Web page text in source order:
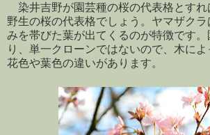
染井吉野が園芸種の桜の代表格とすれ
野生の桜の代表格でしょう。ヤマザク
みを帯びた葉が出てくるのが特徴です
り、単一クローンではないので、木によ
花色や葉色の違いがあります。